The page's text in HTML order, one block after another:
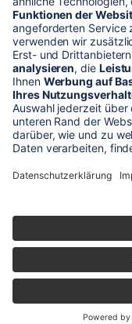
* Alle Preise verstehen
Unser Shop-
** LP =
Mitarbeitern bearbeitet.
Produktabbildungen
der vorrätigen
© 2026